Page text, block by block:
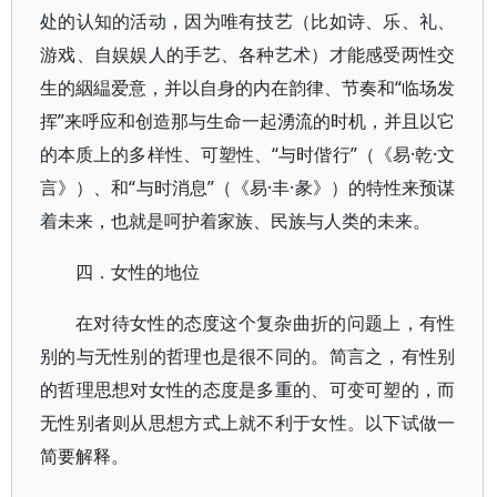
处的认知的活动，因为唯有技艺（比如诗、乐、礼、
游戏、自娱娱人的手艺、各种艺术）才能感受两性交
生的絪緼爱意，并以自身的内在韵律、节奏和“临场发
挥”来呼应和创造那与生命一起湧流的时机，并且以它
的本质上的多样性、可塑性、“与时偕行”（《易·乾·文
言》）、和“与时消息”（《易·丰·彖》）的特性来预谋
着未来，也就是呵护着家族、民族与人类的未来。
四．女性的地位
在对待女性的态度这个复杂曲折的问题上，有性
别的与无性别的哲理也是很不同的。简言之，有性别
的哲理思想对女性的态度是多重的、可变可塑的，而
无性别者则从思想方式上就不利于女性。以下试做一
简要解释。